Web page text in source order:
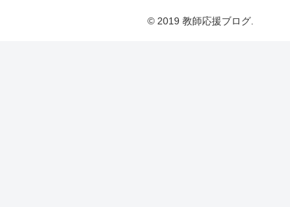
© 2019 教師応援ブログ.